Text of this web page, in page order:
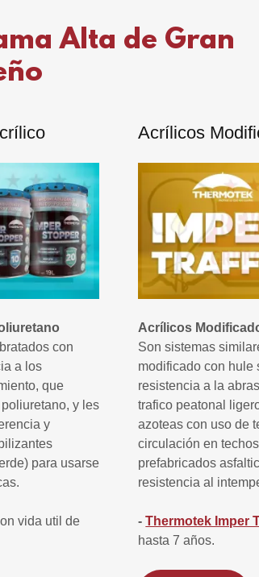
Alta de Gran
con
a los
que
y les
y
para usarse
vida util de
Acrílicos
Acrílicos
Son sistemas
modificado con hule
resistencia a la
trafico peatonal
azoteas con uso de
circulación en
prefabricados
resistencia al
-Thermotek Imper
hasta 7 años.